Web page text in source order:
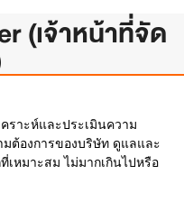
(เจ้าหน้าที่จัด
ราะห์และประเมินความ
ต้องการของบริษัท ดูแลและ
หมาะสม ไม่มากเกินไปหรือ